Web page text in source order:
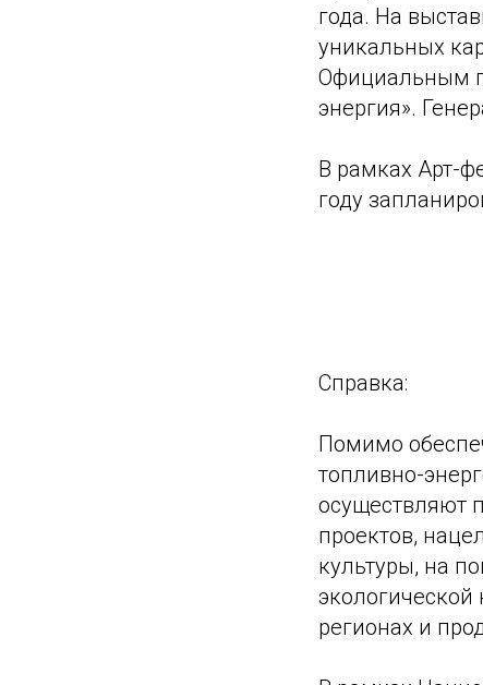
года. На
уникальных
Официальным
энергия».
В рамках Арт-
году
Справка:
Помимо
топливно-
осуществляют
проектов,
культуры, на
регионах и